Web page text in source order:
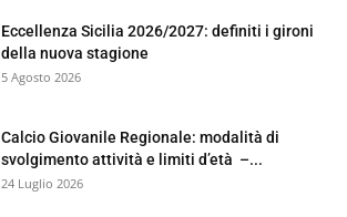
Eccellenza Sicilia 2026/2027: definiti i gironi
della nuova stagione
5 Agosto 2026
Calcio Giovanile Regionale: modalità di
svolgimento attività e limiti d’età –...
24 Luglio 2026